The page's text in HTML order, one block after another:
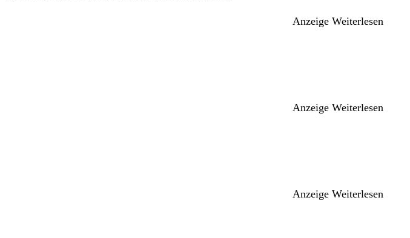
Anzeige Weiterlesen
Anzeige Weiterlesen
Anzeige Weiterlesen